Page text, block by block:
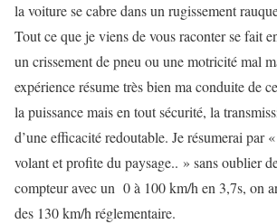
la voiture se cabre dans un rugissement
Tout ce que je viens de vous raconter se fait
un crissement de pneu ou une motricité mal
expérience résume très bien ma conduite de
la puissance mais en tout sécurité, la
d’une efficacité redoutable. Je résumerai par
volant et profite du paysage.. » sans oublier
compteur avec un 0 à 100 km/h en 3,7s, on
des 130 km/h réglementaire.